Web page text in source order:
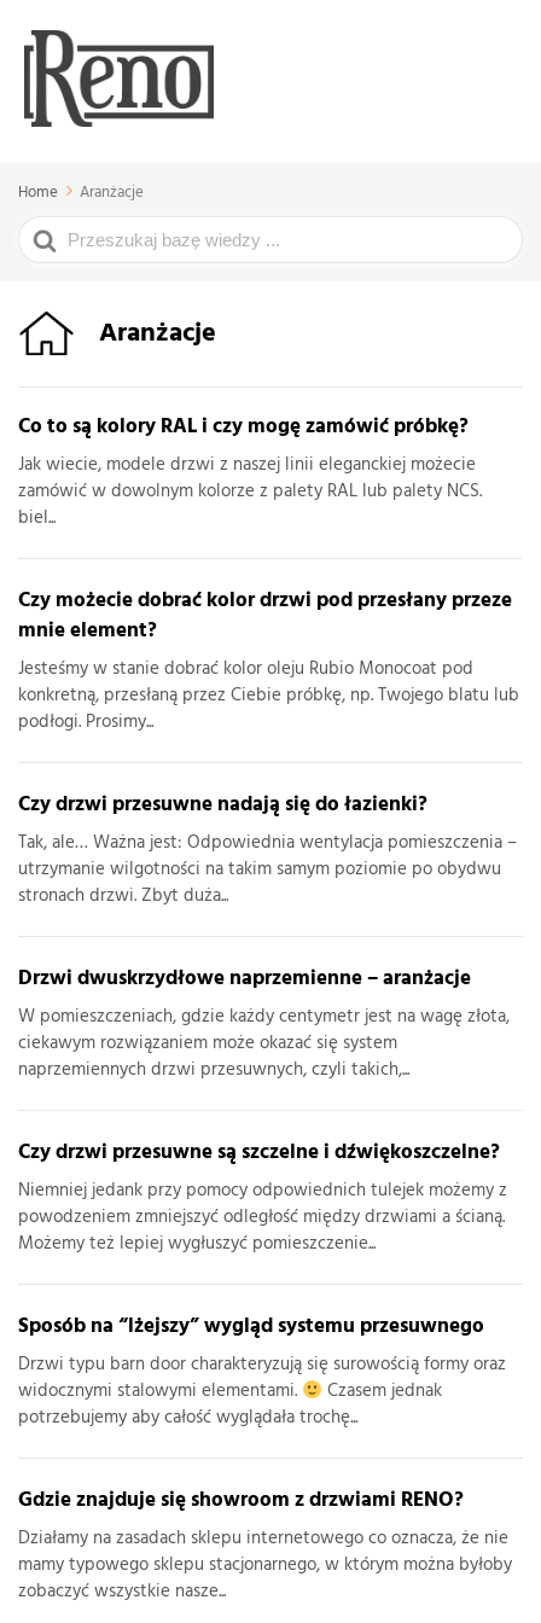
Home Aranżacje
Search
For
Aranżacje
Co to są kolory RAL i czy mogę zamówić próbkę?
Jak wiecie, modele drzwi z naszej linii eleganckiej możecie
zamówić w dowolnym kolorze z palety RAL lub palety NCS.
biel...
Czy możecie dobrać kolor drzwi pod przesłany przeze
mnie element?
Jesteśmy w stanie dobrać kolor oleju Rubio Monocoat pod
konkretną, przesłaną przez Ciebie próbkę, np. Twojego blatu lub
podłogi. Prosimy...
Czy drzwi przesuwne nadają się do łazienki?
Tak, ale… Ważna jest: Odpowiednia wentylacja pomieszczenia –
utrzymanie wilgotności na takim samym poziomie po obydwu
stronach drzwi. Zbyt duża...
Drzwi dwuskrzydłowe naprzemienne – aranżacje
W pomieszczeniach, gdzie każdy centymetr jest na wagę złota,
ciekawym rozwiązaniem może okazać się system
naprzemiennych drzwi przesuwnych, czyli takich,...
Czy drzwi przesuwne są szczelne i dźwiękoszczelne?
Niemniej jedank przy pomocy odpowiednich tulejek możemy z
powodzeniem zmniejszyć odległość między drzwiami a ścianą.
Możemy też lepiej wygłuszyć pomieszczenie...
Sposób na “lżejszy” wygląd systemu przesuwnego
Drzwi typu barn door charakteryzują się surowością formy oraz
widocznymi stalowymi elementami.
Czasem jednak
potrzebujemy aby całość wyglądała trochę...
Gdzie znajduje się showroom z drzwiami RENO?
Działamy na zasadach sklepu internetowego co oznacza, że nie
mamy typowego sklepu stacjonarnego, w którym można byłoby
zobaczyć wszystkie nasze...